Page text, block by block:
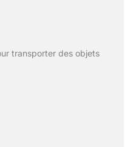
transporter des objets